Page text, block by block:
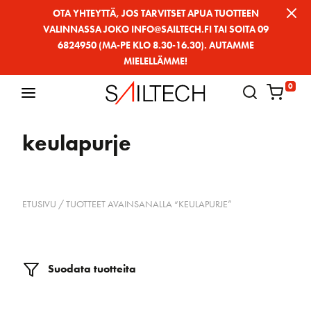
OTA YHTEYTTÄ, JOS TARVITSET APUA TUOTTEEN
VALINNASSA JOKO INFO@SAILTECH.FI TAI SOITA 09
6824950 (MA-PE KLO 8.30-16.30). AUTAMME
MIELELLÄMME!
0
keulapurje
ETUSIVU / TUOTTEET AVAINSANALLA “KEULAPURJE”
Suodata tuotteita